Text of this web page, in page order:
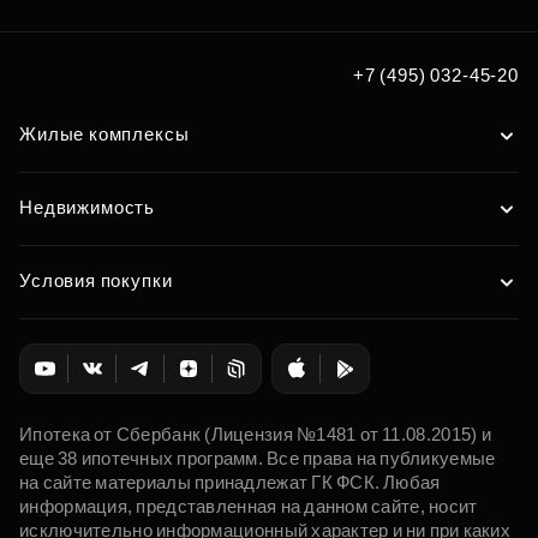
+7 (495) 032-45-20
Жилые комплексы
Недвижимость
Условия покупки
Ипотека от Сбербанк (Лицензия №1481 от 11.08.2015) и
еще 38 ипотечных программ. Все права на публикуемые
на сайте материалы принадлежат ГК ФСК. Любая
информация, представленная на данном сайте, носит
исключительно информационный характер и ни при каких